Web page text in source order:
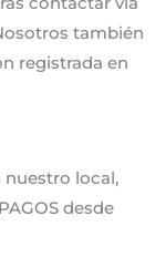
también
registrada en
local,
desde